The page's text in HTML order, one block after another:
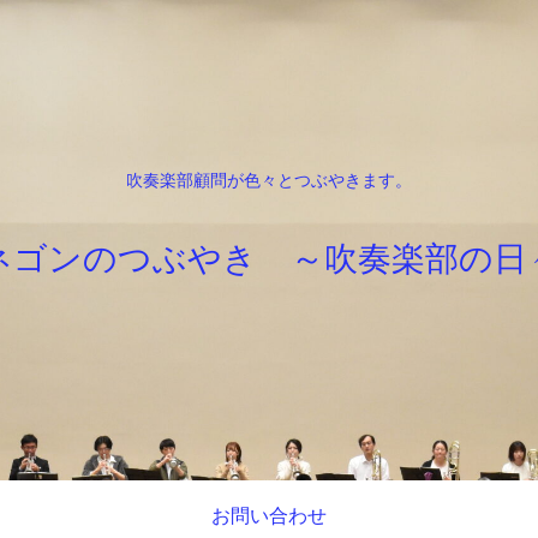
吹奏楽部顧問が色々とつぶやきます。
ゴンのつぶやき ～吹奏楽部の日
お問い合わせ